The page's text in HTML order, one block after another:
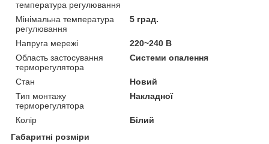
температура регулювання
Мінімальна температура
регулювання
5 град.
Напруга мережі
220~240 В
Область застосування
терморегулятора
Системи опалення
Стан
Новий
Тип монтажу
терморегулятора
Накладної
Колір
Білий
Габаритні розміри